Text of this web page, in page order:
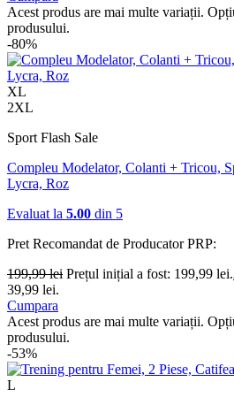
Acest produs are mai multe variații.
produsului.
-80%
XL
2XL
Sport Flash Sale
Compleu Modelator, Colanti + Tricou,
Lycra, Roz
Evaluat la 5.00 din 5
Pret Recomandat de ProducatorPRP:
199,99lei Prețul inițial a fost: 199,99 lei.
39,99 lei.
Cumpara
Acest produs are mai multe variații.
produsului.
-53%
L